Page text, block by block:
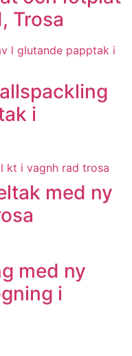
Trosa
i
med ny
med ny
i